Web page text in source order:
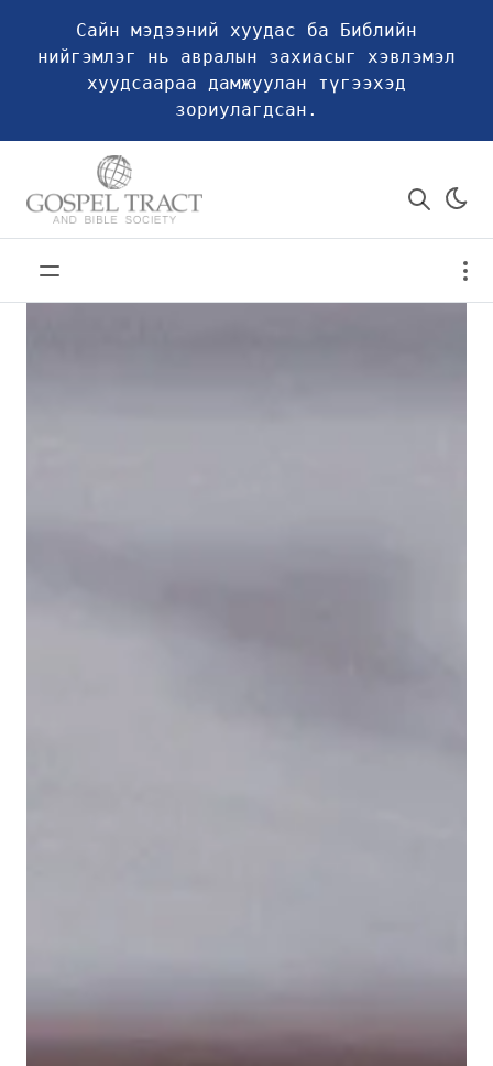
Сайн мэдээний хуудас ба Библийн
нийгэмлэг нь авралын захиасыг хэвлэмэл
хуудсаараа дамжуулан түгээхэд
зориулагдсан.